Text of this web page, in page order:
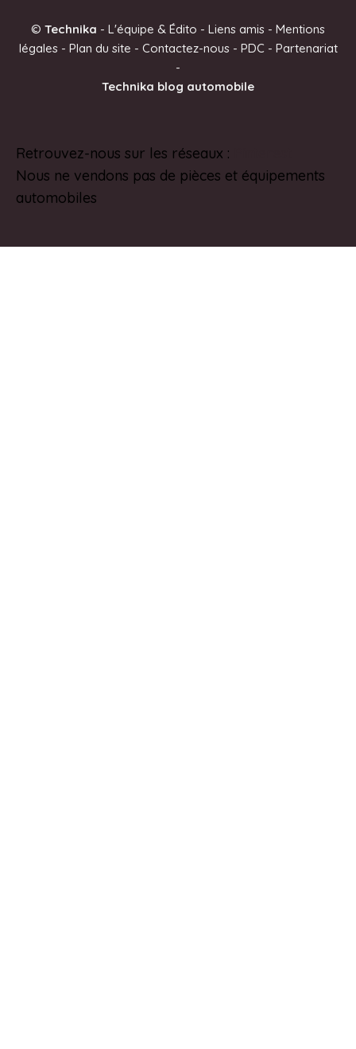
n
v
e
© Technika - L'équipe & Édito - Liens amis - Mentions
légales- Plan du site - Contactez-nous- PDC - Partenariat
-
Technika blog automobile
Retrouvez-nous sur les réseaux :
Nous ne vendons pas de pièces et équipements
automobiles